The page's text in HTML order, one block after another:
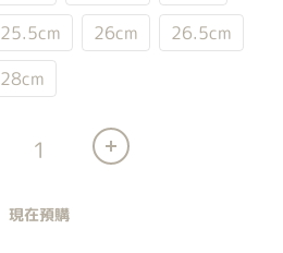
25.5cm 26cm
26.5cm
28cm
現在預購